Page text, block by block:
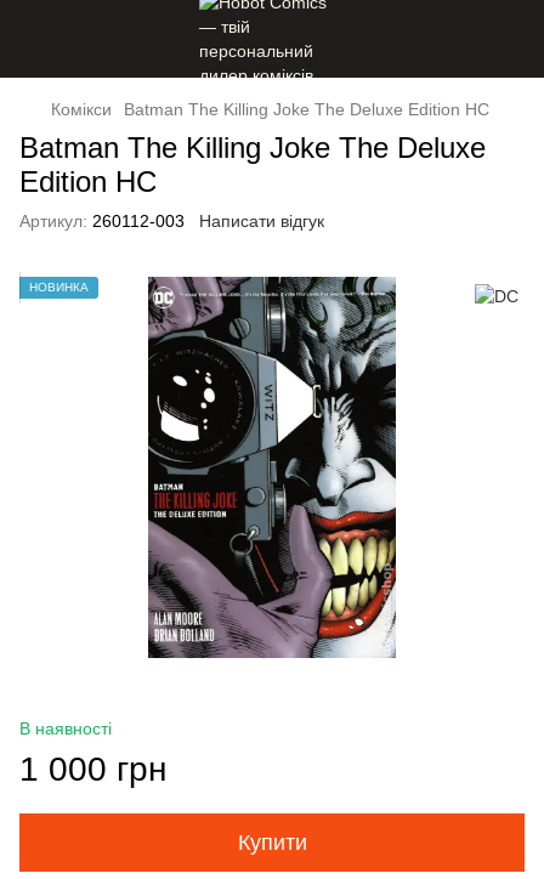
Комікси Batman The Killing Joke The Deluxe Edition HC
Batman The Killing Joke The Deluxe
Edition HC
Артикул: 260112-003 Написати відгук
НОВИНКА
В наявності
1 000 грн
Купити